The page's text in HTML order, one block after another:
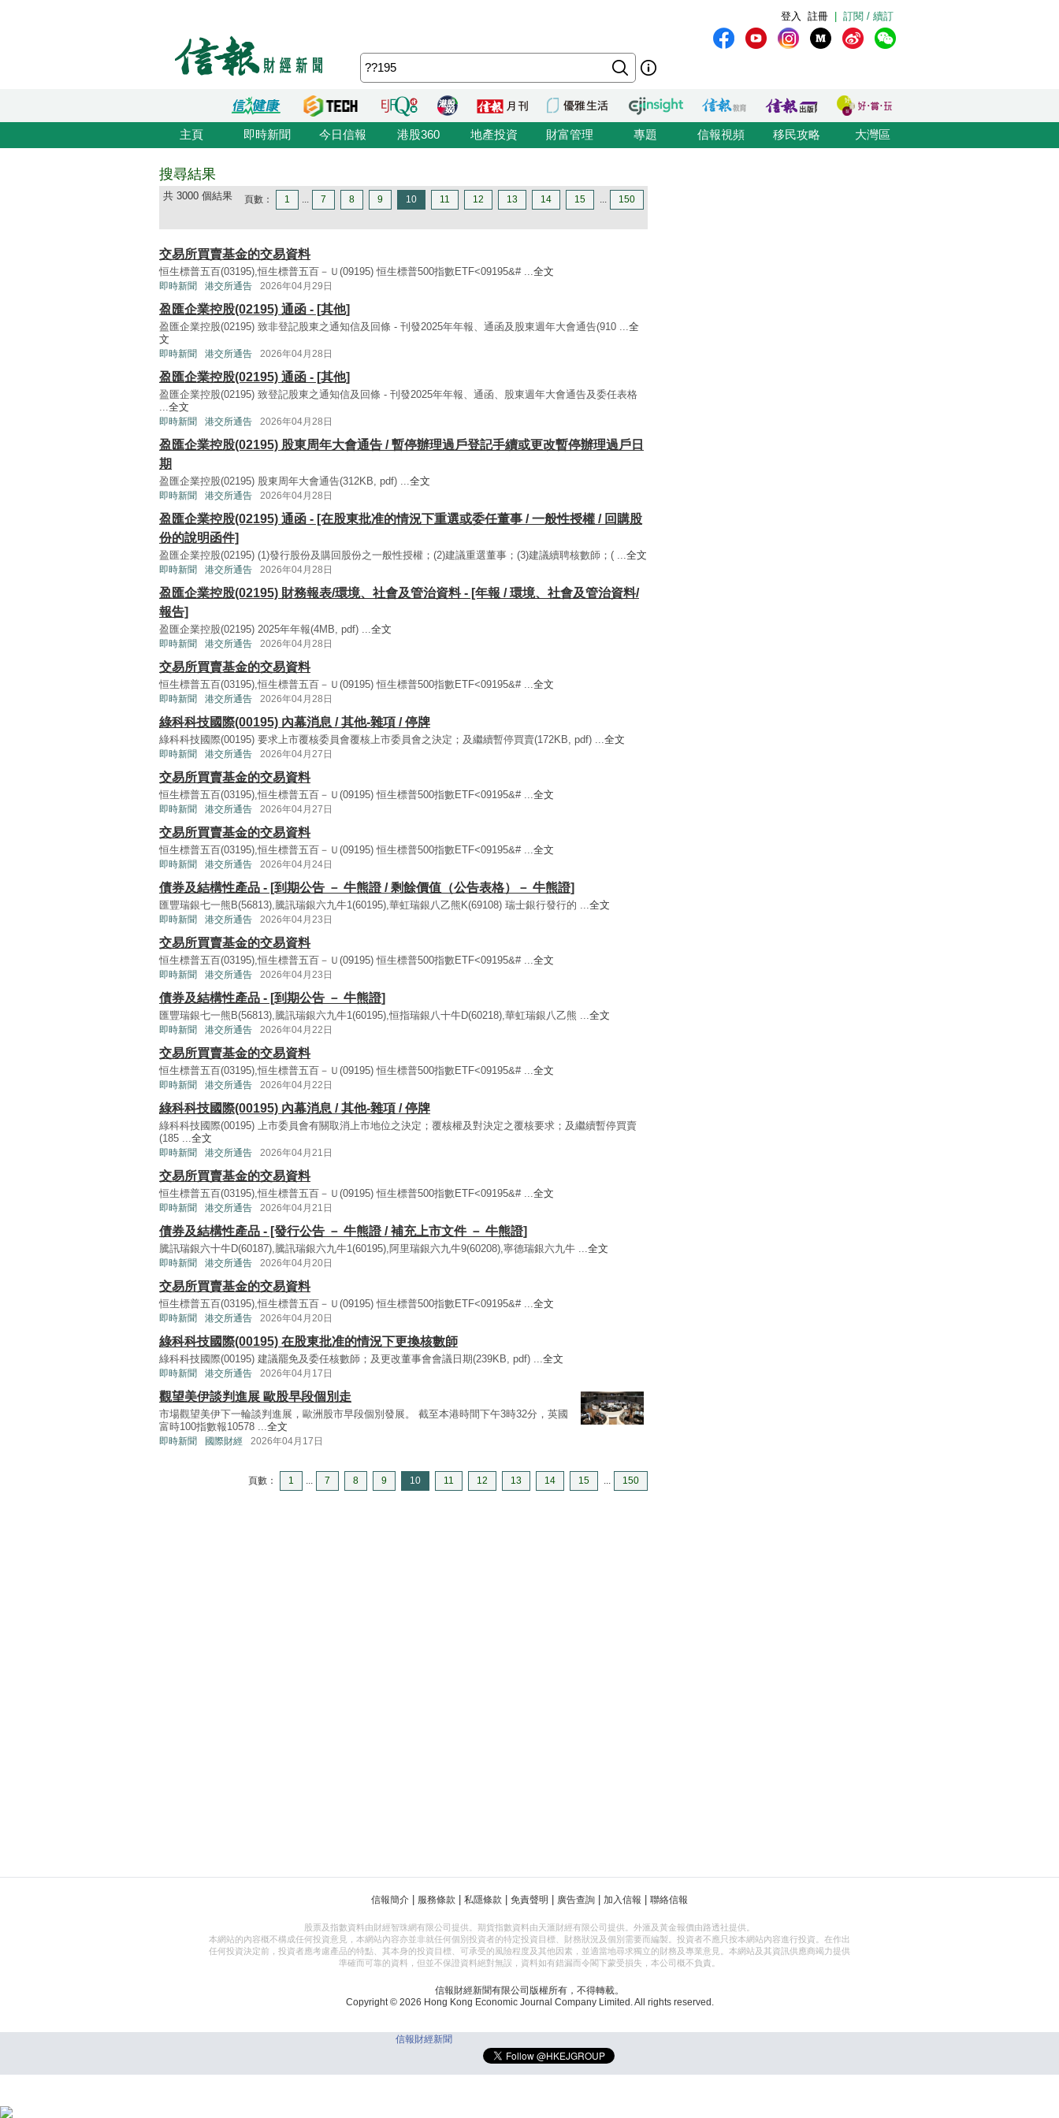
訂閱 / 續訂
註冊
登入
主頁 即時新聞 今日信報 港股360 地產投資 財富管理 專題 信報視頻 移民攻略 大灣區
搜尋結果
共 3000 個結果 頁數： 1 ... 7 8 9 10 11 12 13 14 15 ... 150
交易所買賣基金的交易資料
恒生標普五百(03195),恒生標普五百－Ｕ(09195) 恒生標普500指數ETF<09195&# ...全文
即時新聞 港交所通告 2026年04月29日
盈匯企業控股(02195) 通函 - [其他]
盈匯企業控股(02195) 致非登記股東之通知信及回條 - 刊發2025年年報、通函及股東週年大會通告(910 ...全
文
即時新聞 港交所通告 2026年04月28日
盈匯企業控股(02195) 通函 - [其他]
盈匯企業控股(02195) 致登記股東之通知信及回條 - 刊發2025年年報、通函、股東週年大會通告及委任表格
...全文
即時新聞 港交所通告 2026年04月28日
盈匯企業控股(02195) 股東周年大會通告 / 暫停辦理過戶登記手續或更改暫停辦理過戶日
期
盈匯企業控股(02195) 股東周年大會通告(312KB, pdf) ...全文
即時新聞 港交所通告 2026年04月28日
盈匯企業控股(02195) 通函 - [在股東批准的情況下重選或委任董事 / 一般性授權 / 回購股
份的說明函件]
盈匯企業控股(02195) (1)發行股份及購回股份之一般性授權；(2)建議重選董事；(3)建議續聘核數師；( ...全文
即時新聞 港交所通告 2026年04月28日
盈匯企業控股(02195) 財務報表/環境、社會及管治資料 - [年報 / 環境、社會及管治資料/
報告]
盈匯企業控股(02195) 2025年年報(4MB, pdf) ...全文
即時新聞 港交所通告 2026年04月28日
交易所買賣基金的交易資料
恒生標普五百(03195),恒生標普五百－Ｕ(09195) 恒生標普500指數ETF<09195&# ...全文
即時新聞 港交所通告 2026年04月28日
綠科科技國際(00195) 內幕消息 / 其他-雜項 / 停牌
綠科科技國際(00195) 要求上市覆核委員會覆核上市委員會之決定；及繼續暫停買賣(172KB, pdf) ...全文
即時新聞 港交所通告 2026年04月27日
交易所買賣基金的交易資料
恒生標普五百(03195),恒生標普五百－Ｕ(09195) 恒生標普500指數ETF<09195&# ...全文
即時新聞 港交所通告 2026年04月27日
交易所買賣基金的交易資料
恒生標普五百(03195),恒生標普五百－Ｕ(09195) 恒生標普500指數ETF<09195&# ...全文
即時新聞 港交所通告 2026年04月24日
債券及結構性產品 - [到期公告 － 牛熊證 / 剩餘價值（公告表格）－ 牛熊證]
匯豐瑞銀七一熊B(56813),騰訊瑞銀六九牛1(60195),華虹瑞銀八乙熊K(69108) 瑞士銀行發行的 ...全文
即時新聞 港交所通告 2026年04月23日
交易所買賣基金的交易資料
恒生標普五百(03195),恒生標普五百－Ｕ(09195) 恒生標普500指數ETF<09195&# ...全文
即時新聞 港交所通告 2026年04月23日
債券及結構性產品 - [到期公告 － 牛熊證]
匯豐瑞銀七一熊B(56813),騰訊瑞銀六九牛1(60195),恒指瑞銀八十牛D(60218),華虹瑞銀八乙熊 ...全文
即時新聞 港交所通告 2026年04月22日
交易所買賣基金的交易資料
恒生標普五百(03195),恒生標普五百－Ｕ(09195) 恒生標普500指數ETF<09195&# ...全文
即時新聞 港交所通告 2026年04月22日
綠科科技國際(00195) 內幕消息 / 其他-雜項 / 停牌
綠科科技國際(00195) 上市委員會有關取消上市地位之決定；覆核權及對決定之覆核要求；及繼續暫停買賣
(185 ...全文
即時新聞 港交所通告 2026年04月21日
交易所買賣基金的交易資料
恒生標普五百(03195),恒生標普五百－Ｕ(09195) 恒生標普500指數ETF<09195&# ...全文
即時新聞 港交所通告 2026年04月21日
債券及結構性產品 - [發行公告 － 牛熊證 / 補充上市文件 － 牛熊證]
騰訊瑞銀六十牛D(60187),騰訊瑞銀六九牛1(60195),阿里瑞銀六九牛9(60208),寧德瑞銀六九牛 ...全文
即時新聞 港交所通告 2026年04月20日
交易所買賣基金的交易資料
恒生標普五百(03195),恒生標普五百－Ｕ(09195) 恒生標普500指數ETF<09195&# ...全文
即時新聞 港交所通告 2026年04月20日
綠科科技國際(00195) 在股東批准的情況下更換核數師
綠科科技國際(00195) 建議罷免及委任核數師；及更改董事會會議日期(239KB, pdf) ...全文
即時新聞 港交所通告 2026年04月17日
觀望美伊談判進展 歐股早段個別走
市場觀望美伊下一輪談判進展，歐洲股市早段個別發展。 截至本港時間下午3時32分，英國
富時100指數報10578 ...全文
即時新聞 國際財經 2026年04月17日
頁數： 1 ... 7 8 9 10 11 12 13 14 15 ... 150
信報簡介 服務條款 私隱條款 免責聲明 廣告查詢 加入信報 聯絡信報
股票及指數資料由財經智珠網有限公司提供。期貨指數資料由天滙財經有限公司提供。外滙及黃金報價由路透社提供。
本網站的內容概不構成任何投資意見，本網站內容亦並非就任何個別投資者的特定投資目標、財務狀況及個別需要而編製。投資者不應只按本網站內容進行投資。在作出
任何投資決定前，投資者應考慮產品的特點、其本身的投資目標、可承受的風險程度及其他因素，並適當地尋求獨立的財務及專業意見。本網站及其資訊供應商竭力提供
準確而可靠的資料，但並不保證資料絕對無誤，資料如有錯漏而令閣下蒙受損失，本公司概不負責。
信報財經新聞有限公司版權所有，不得轉載。
Copyright © 2026 Hong Kong Economic Journal Company Limited. All rights reserved.
信報財經新聞